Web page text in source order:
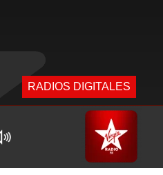
RADIOS DIGITALES